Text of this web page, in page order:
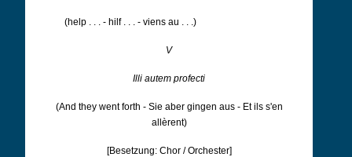
(help . . . - hilf . . . - viens au . . .)
V
Illi autem profecti
(And they went forth - Sie aber gingen aus - Et ils s'en
allèrent)
[Besetzung: Chor / Orchester]